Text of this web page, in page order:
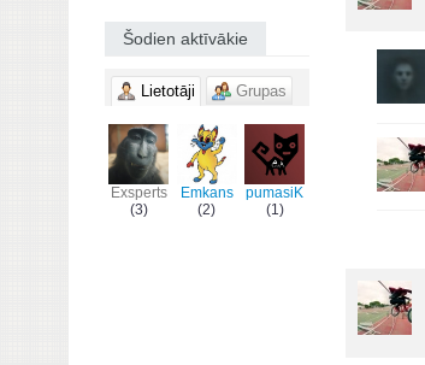
Šodien aktīvākie
Lietotāji Grupas
Exsperts
(3)
Emkans
(2)
pumasiK
(1)